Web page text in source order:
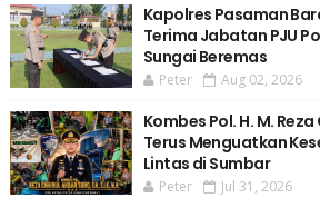
Kapolres Pasaman
Terima Jabatan PJU
Sungai Beremas
Peter Aug 02, 2026
Kombes Pol. H. M.
Terus Menguatkan
Lintas di Sumbar
Peter Jul 31, 2026